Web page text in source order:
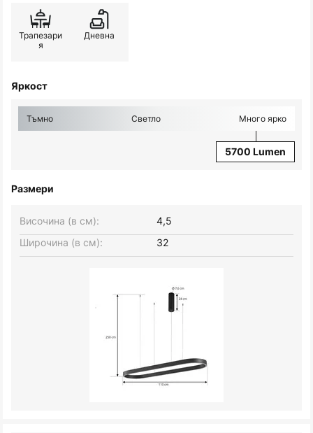
Трапезари
я
Дневна
Яркост
Тъмно Светло Много ярко
5700 Lumen
Размери
Широчина (в см): 32
Височина (в см): 4,5